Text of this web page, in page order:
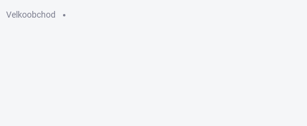
Velkoobchod